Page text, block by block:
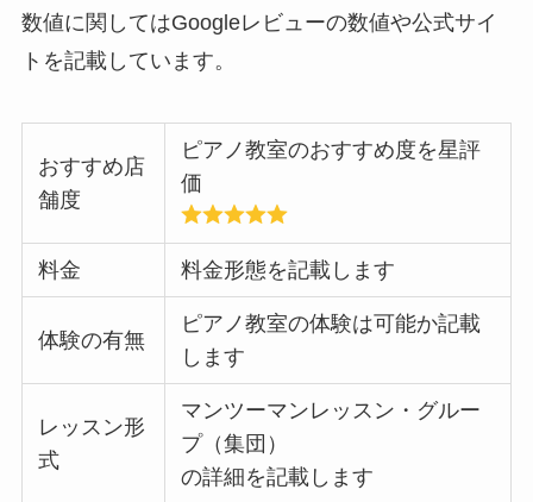
数値に関してはGoogleレビューの数値や公式サイ
トを記載しています。
おすすめ店
舗度
ピアノ教室のおすすめ度を星評
価
料金 料金形態を記載します
体験の有無
ピアノ教室の体験は可能か記載
します
レッスン形
式
マンツーマンレッスン・グルー
プ（集団）
の詳細を記載します